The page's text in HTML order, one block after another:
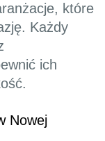
które
Każdy
ich
Nowej